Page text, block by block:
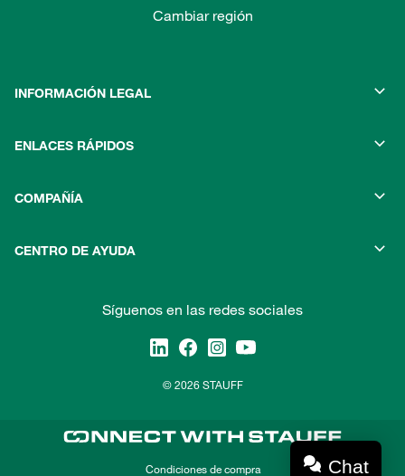
Cambiar región
INFORMACIÓN LEGAL
ENLACES RÁPIDOS
COMPAÑÍA
CENTRO DE AYUDA
Síguenos en las redes sociales
© 2026 STAUFF
Condiciones de compra Chat